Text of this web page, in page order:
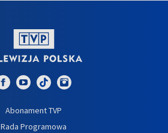
Abonament TVP
Rada Programowa